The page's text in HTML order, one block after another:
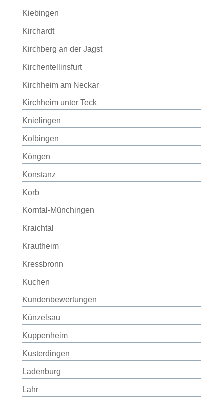
Kiebingen
Kirchardt
Kirchberg an der Jagst
Kirchentellinsfurt
Kirchheim am Neckar
Kirchheim unter Teck
Knielingen
Kolbingen
Köngen
Konstanz
Korb
Korntal-Münchingen
Kraichtal
Krautheim
Kressbronn
Kuchen
Kundenbewertungen
Künzelsau
Kuppenheim
Kusterdingen
Ladenburg
Lahr